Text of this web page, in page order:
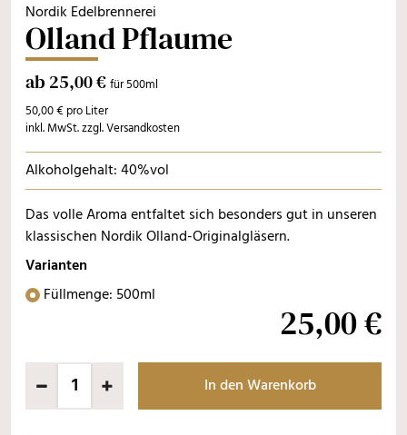
Nordik Edelbrennerei
Olland Pflaume
ab 25,00 €für 500ml
50,00 € pro Liter
inkl. MwSt. zzgl. Versandkosten
Alkoholgehalt: 40%vol
Das volle Aroma entfaltet sich besonders gut in unseren
klassischen Nordik Olland-Originalgläsern.
Varianten
Füllmenge: 500ml
25,00 €
In den Warenkorb